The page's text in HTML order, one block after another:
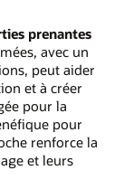
prenantes
avec un
peut aider
et à créer
pour la
pour
renforce la
et leurs